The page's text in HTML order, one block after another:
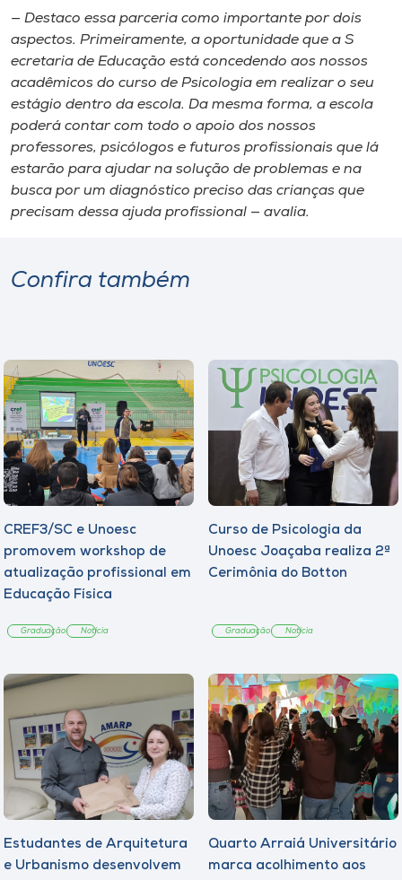
— Destaco ​essa parceria ​como importante por dois
aspectos. Primeiramente​,​ a oportunidade que a ​S​
ecretaria de Educação est​á​ concedendo aos nossos
acadêmicos do curso de ​Psicologia em realizar o seu
estágio dentro da escola. Da mesma forma​,​ a ​e​scola
poderá contar com todo o apoio dos nossos
professores, psicólogos e futuros profissionais que lá
estarão para ajudar na solução de problemas e na
busca por um diagnóstico preciso das crianças que
precisam dessa ajuda profissional — avalia.
Confira também
CREF3/SC e Unoesc
promovem workshop de
atualização profissional em
Educação Física
Graduação Notícia
Curso de Psicologia da
Unoesc Joaçaba realiza 2ª
Cerimônia do Botton
Graduação Notícia
Estudantes de Arquitetura
e Urbanismo desenvolvem
Quarto Arraiá Universitário
marca acolhimento aos